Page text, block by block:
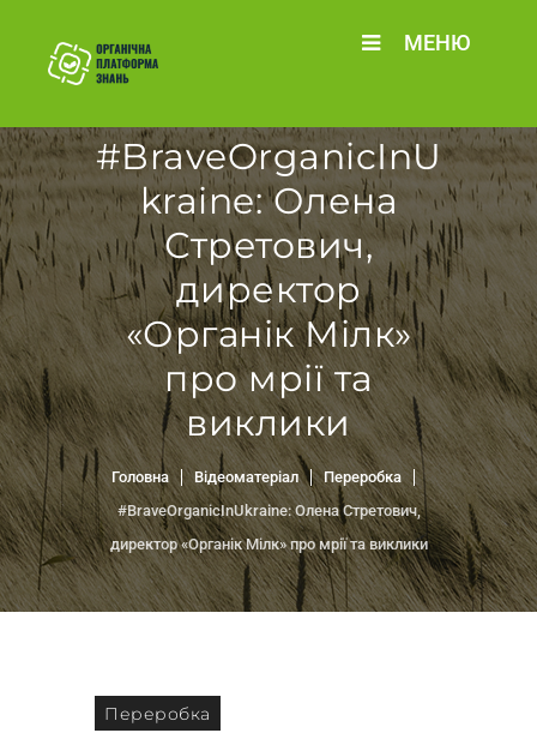
МЕНЮ
#BraveOrganicInU
kraine: Олена
Стретович,
директор
«Органік Мілк»
про мрії та
виклики
Головна Відеоматеріал
Переробка
#BraveOrganicInUkraine: Олена Стретович,
директор «Органік Мілк» про мрії та виклики
Переробка